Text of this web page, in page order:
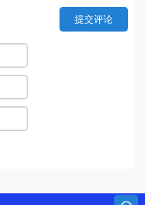
提交评论